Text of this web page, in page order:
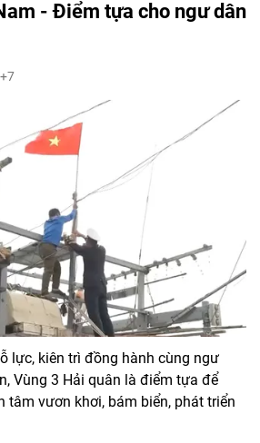
- Điểm tựa cho ngư dân
lực, kiên trì đồng hành cùng ngư
Vùng 3 Hải quân là điểm tựa để
tâm vươn khơi, bám biển, phát triển